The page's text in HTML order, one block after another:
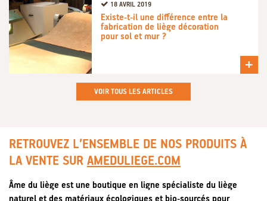
18 AVRIL 2019
Existe-t-il une différence entre la
fabrication de liège décoration
pour sol et mur ?
+
VOIR TOUS LES ARTICLES
RETROUVEZ L’ENSEMBLE DE NOS PRODUITS À
LA VENTE SUR AMEDULIEGE.COM
Âme du liège est une boutique en ligne spécialiste du liège
naturel et des matériaux écologiques et bio-sourcés pour